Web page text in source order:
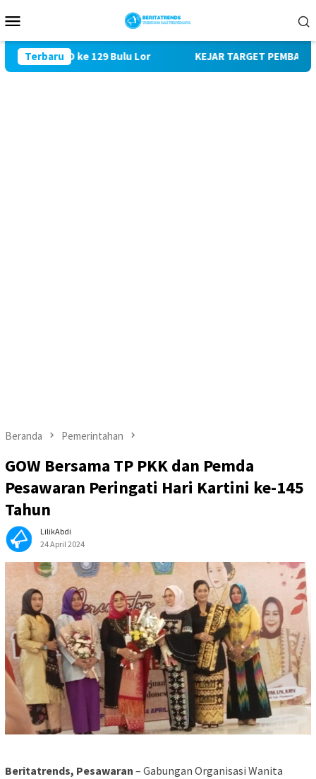
ke
Mobile
Terbaru
ke 129 Bulu Lor KEJAR TARGET PEMBANGUNAN
Beranda Pemerintahan
GOW Bersama TP PKK dan Pemda
Pesawaran Peringati Hari Kartini ke-145
Tahun
LilikAbdi
24 April 2024
Beritatrends, Pesawaran – Gabungan Organisasi Wanita